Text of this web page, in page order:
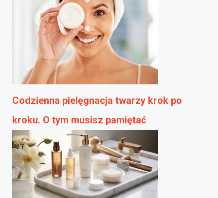
Codzienna pielęgnacja twarzy krok po
kroku. O tym musisz pamiętać